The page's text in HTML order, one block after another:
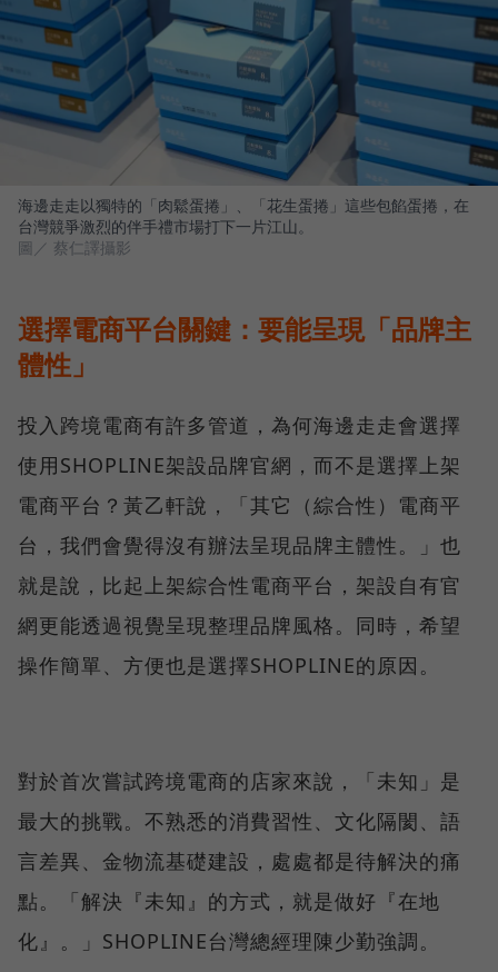
海邊走走以獨特的「肉鬆蛋捲」、「花生蛋捲」這些包餡蛋捲，在
台灣競爭激烈的伴手禮市場打下一片江山。
圖／ 蔡仁譯攝影
選擇電商平台關鍵：要能呈現「品牌主
體性」
投入跨境電商有許多管道，為何海邊走走會選擇
使用SHOPLINE架設品牌官網，而不是選擇上架
電商平台？黃乙軒說，「其它（綜合性）電商平
台，我們會覺得沒有辦法呈現品牌主體性。」也
就是說，比起上架綜合性電商平台，架設自有官
網更能透過視覺呈現整理品牌風格。同時，希望
操作簡單、方便也是選擇SHOPLINE的原因。
對於首次嘗試跨境電商的店家來說，「未知」是
最大的挑戰。不熟悉的消費習性、文化隔閡、語
言差異、金物流基礎建設，處處都是待解決的痛
點。「解決『未知』的方式，就是做好『在地
化』。」SHOPLINE台灣總經理陳少勤強調。